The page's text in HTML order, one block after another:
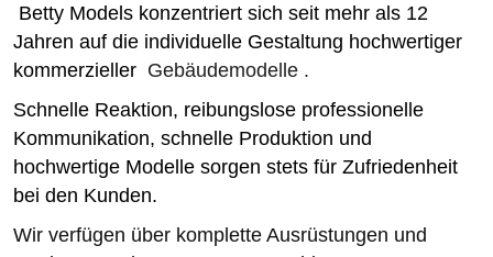
Betty Models konzentriert sich seit mehr als 12
Jahren auf die individuelle Gestaltung hochwertiger
kommerzieller Gebäudemodelle .
Schnelle Reaktion, reibungslose professionelle
Kommunikation, schnelle Produktion und
hochwertige Modelle sorgen stets für Zufriedenheit
bei den Kunden.
Wir verfügen über komplette Ausrüstungen und